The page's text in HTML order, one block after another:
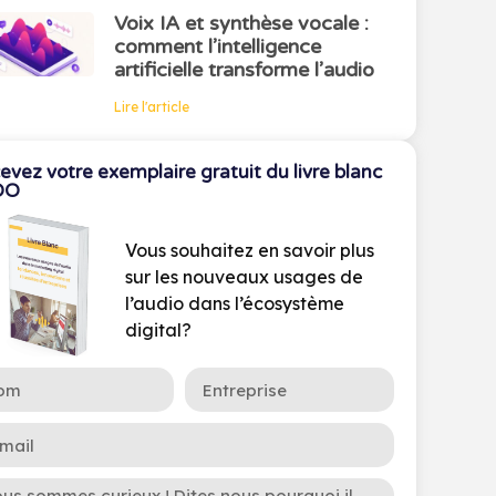
Voix IA et synthèse vocale :
comment l’intelligence
artificielle transforme l’audio
Lire l'article
votre exemplaire gratuit du livre blanc
Vous souhaitez en savoir plus
sur les nouveaux usages de
l’audio dans l’écosystème
digital?